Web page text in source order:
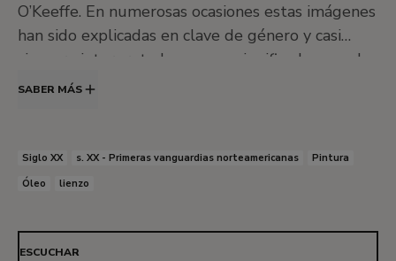
O’Keeffe. En numerosas ocasiones estas imágenes
han sido explicadas en clave de género y casi
siempre interpretadas con un significado sexual.
A pesar de que estas disquisiciones no restan un
interpretación errónea, como puede comprobarse
en el texto que publicó en el catálogo de su
Place, en 1939, en el que declaraba: «Bien, he
conseguido que mires lo que yo he visto y
SABER MÁS
Siglo XX s. XX - Primeras vanguardias norteamericanas
Pintura
Óleo
lienzo
ESCUCHAR